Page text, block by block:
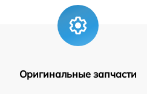
Оригинальные запчасти